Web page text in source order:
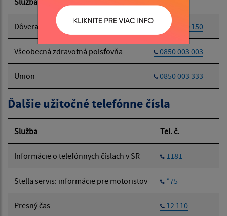
Dôvera 0800 150 150
Všeobecná zdravotná poisťovňa 0850 003 003
Union 0850 003 333
Ďalšie užitočné telefónne čísla
Služba Tel. č.
Informácie o telefónnych číslach v SR 1181
Stella servis: informácie pre motoristov *75
Presný čas 12 110